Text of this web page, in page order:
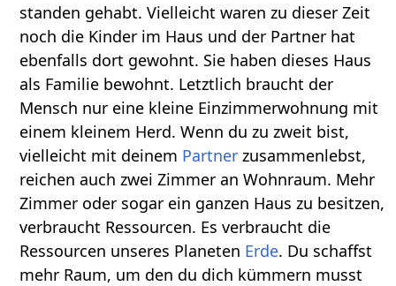
standen gehabt. Vielleicht waren zu dieser Zeit
noch die Kinder im Haus und der Partner hat
ebenfalls dort gewohnt. Sie haben dieses Haus
als Familie bewohnt. Letztlich braucht der
Mensch nur eine kleine Einzimmerwohnung mit
einem kleinem Herd. Wenn du zu zweit bist,
vielleicht mit deinem Partner zusammenlebst,
reichen auch zwei Zimmer an Wohnraum. Mehr
Zimmer oder sogar ein ganzen Haus zu besitzen,
verbraucht Ressourcen. Es verbraucht die
Ressourcen unseres Planeten Erde. Du schaffst
mehr Raum, um den du dich kümmern musst